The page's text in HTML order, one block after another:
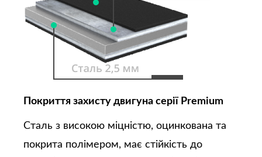
Покриття захисту двигуна серії Premium
Сталь з високою міцністю, оцинкована та
покрита полімером, має стійкість до